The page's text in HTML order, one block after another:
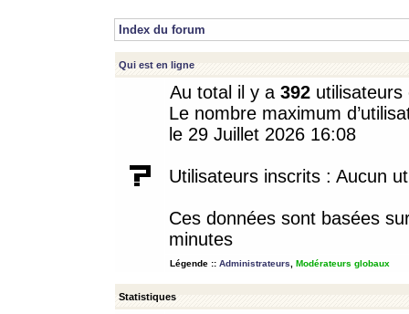
Index du forum
Qui est en ligne
Au total il y a 392
Le nombre maximum
le 29 Juillet 2026 16:08
Utilisateurs inscrits : Aucun
Ces données sont basées
minutes
Légende :: Administrateurs Modérateurs globaux
Statistiques